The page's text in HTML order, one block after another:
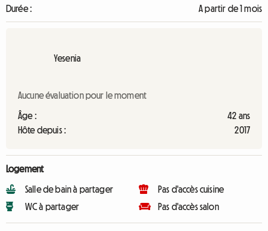
Durée :
A partir de 1 mois
Yesenia
Aucune évaluation pour le moment
Âge :
42 ans
Hôte depuis :
2017
Logement
Salle de bain à partager
WC à partager
Pas d'accès cuisine
Pas d'accès salon